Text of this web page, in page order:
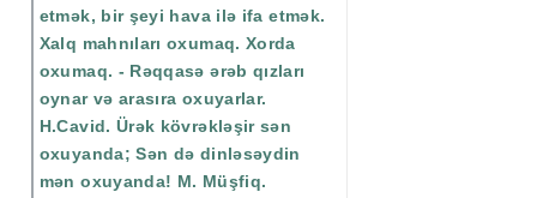
etmək, bir şeyi hava ilə ifa etmək.
Xalq mahnıları oxumaq. Xorda
oxumaq. - Rəqqasə ərəb qızları
oynar və arasıra oxuyarlar.
H.Cavid. Ürək kövrəkləşir sən
oxuyanda; Sən də dinləsəydin
mən oxuyanda! M. Müşfiq.